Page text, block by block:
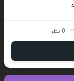
0 نظر